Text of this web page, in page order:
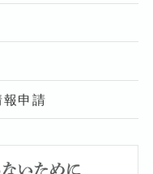
報申請